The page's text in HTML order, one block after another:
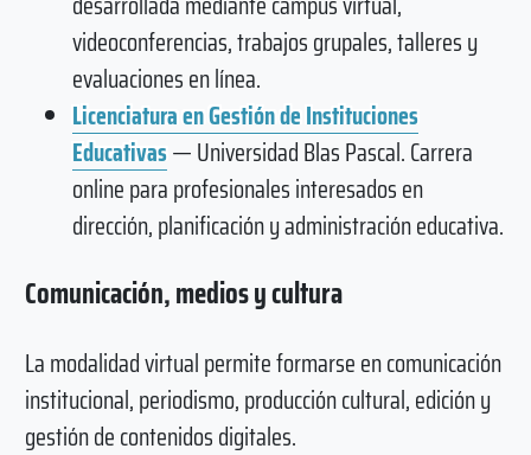
videoconferencias, trabajos grupales, talleres y
evaluaciones en línea.
Licenciatura en Gestión de Instituciones
Educativas— Universidad Blas Pascal. Carrera
online para profesionales interesados en
dirección, planificación y administración educativa.
Comunicación, medios y cultura
La modalidad virtual permite formarse en comunicación
institucional, periodismo, producción cultural, edición y
gestión de contenidos digitales.